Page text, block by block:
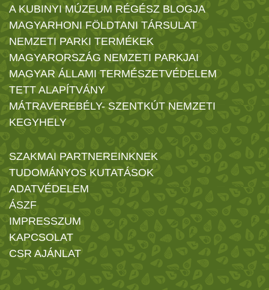
A KUBINYI MÚZEUM RÉGÉSZ BLOGJA
MAGYARHONI FÖLDTANI TÁRSULAT
NEMZETI PARKI TERMÉKEK
MAGYARORSZÁG NEMZETI PARKJAI
MAGYAR ÁLLAMI TERMÉSZETVÉDELEM
TETT ALAPÍTVÁNY
MÁTRAVEREBÉLY- SZENTKÚT NEMZETI
KEGYHELY
SZAKMAI PARTNEREINKNEK
TUDOMÁNYOS KUTATÁSOK
ADATVÉDELEM
ÁSZF
IMPRESSZUM
KAPCSOLAT
CSR AJÁNLAT